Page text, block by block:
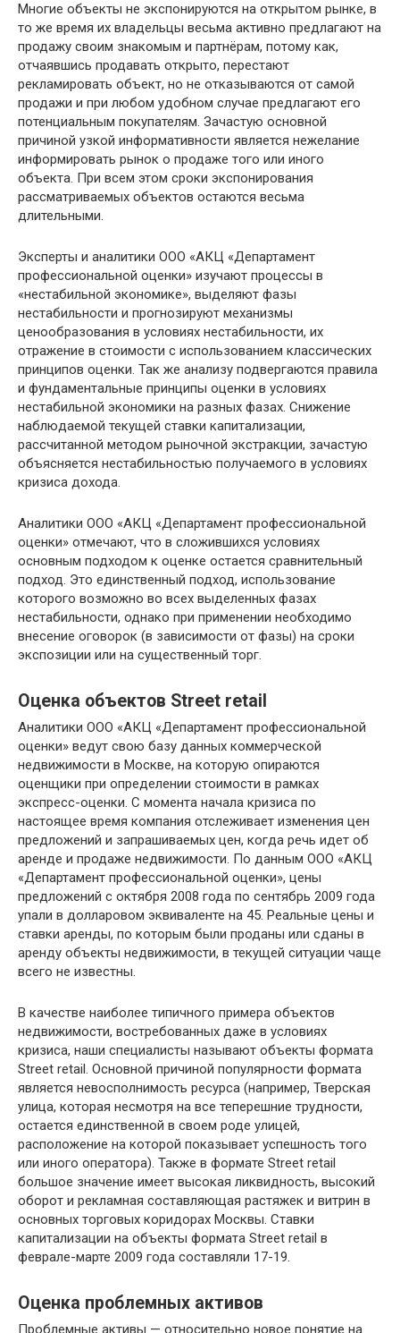
Многие объекты не экспонируются на открытом рынке, в
то же время их владельцы весьма активно предлагают на
продажу своим знакомым и партнёрам, потому как,
отчаявшись продавать открыто, перестают
рекламировать объект, но не отказываются от самой
продажи и при любом удобном случае предлагают его
потенциальным покупателям. Зачастую основной
причиной узкой информативности является нежелание
информировать рынок о продаже того или иного
объекта. При всем этом сроки экспонирования
рассматриваемых объектов остаются весьма
длительными.
Эксперты и аналитики ООО «АКЦ «Департамент
профессиональной оценки» изучают процессы в
«нестабильной экономике», выделяют фазы
нестабильности и прогнозируют механизмы
ценообразования в условиях нестабильности, их
отражение в стоимости с использованием классических
принципов оценки. Так же анализу подвергаются правила
и фундаментальные принципы оценки в условиях
нестабильной экономики на разных фазах. Снижение
наблюдаемой текущей ставки капитализации,
рассчитанной методом рыночной экстракции, зачастую
объясняется нестабильностью получаемого в условиях
кризиса дохода.
Аналитики ООО «АКЦ «Департамент профессиональной
оценки» отмечают, что в сложившихся условиях
основным подходом к оценке остается сравнительный
подход. Это единственный подход, использование
которого возможно во всех выделенных фазах
нестабильности, однако при применении необходимо
внесение оговорок (в зависимости от фазы) на сроки
экспозиции или на существенный торг.
Оценка объектов Street retail
Аналитики ООО «АКЦ «Департамент профессиональной
оценки» ведут свою базу данных коммерческой
недвижимости в Москве, на которую опираются
оценщики при определении стоимости в рамках
экспресс-оценки. С момента начала кризиса по
настоящее время компания отслеживает изменения цен
предложений и запрашиваемых цен, когда речь идет об
аренде и продаже недвижимости. По данным ООО «АКЦ
«Департамент профессиональной оценки», цены
предложений с октября 2008 года по сентябрь 2009 года
упали в долларовом эквиваленте на 45. Реальные цены и
ставки аренды, по которым были проданы или сданы в
аренду объекты недвижимости, в текущей ситуации чаще
всего не известны.
В качестве наиболее типичного примера объектов
недвижимости, востребованных даже в условиях
кризиса, наши специалисты называют объекты формата
Street retail. Основной причиной популярности формата
является невосполнимость ресурса (например, Тверская
улица, которая несмотря на все теперешние трудности,
остается единственной в своем роде улицей,
расположение на которой показывает успешность того
или иного оператора). Также в формате Street retail
большое значение имеет высокая ликвидность, высокий
оборот и рекламная составляющая растяжек и витрин в
основных торговых коридорах Москвы. Ставки
капитализации на объекты формата Street retail в
феврале-марте 2009 года составляли 17-19.
Оценка проблемных активов
Проблемные активы — относительно новое понятие на